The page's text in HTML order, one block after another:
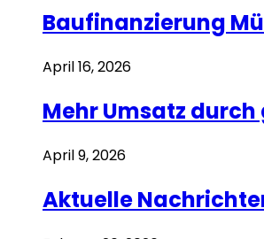
Baufinanzierung
April 16, 2026
Mehr Umsatz
April 9, 2026
Aktuelle